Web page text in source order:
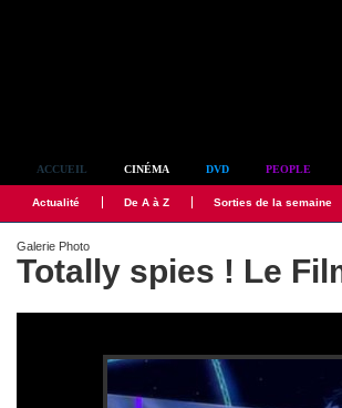
ACCUEIL CINÉMA DVD PEOPLE
Actualité De A à Z Sorties de la semaine
Galerie Photo
Totally spies ! Le